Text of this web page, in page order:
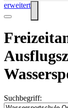
erweitert
Suchbegriff: